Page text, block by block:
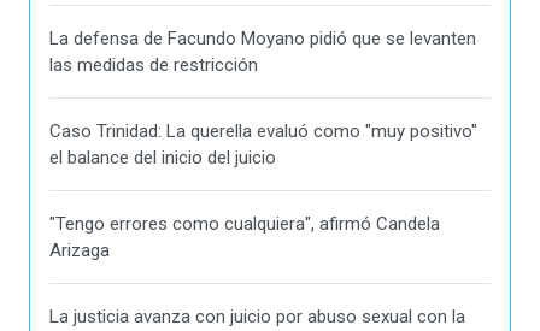
La defensa de Facundo Moyano pidió que se levanten
las medidas de restricción
Caso Trinidad: La querella evaluó como "muy positivo"
el balance del inicio del juicio
"Tengo errores como cualquiera", afirmó Candela
Arizaga
La justicia avanza con juicio por abuso sexual con la